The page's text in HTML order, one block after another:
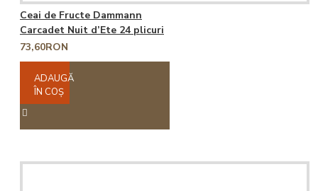
Ceai de Fructe Dammann
Carcadet Nuit d’Ete 24 plicuri
73,60RON
ADAUGĂ
ÎN COŞ